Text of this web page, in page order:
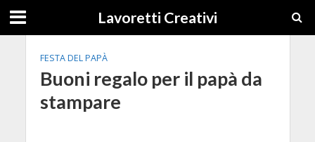
Lavoretti Creativi
FESTA DEL PAPÀ
Buoni regalo per il papà da
stampare